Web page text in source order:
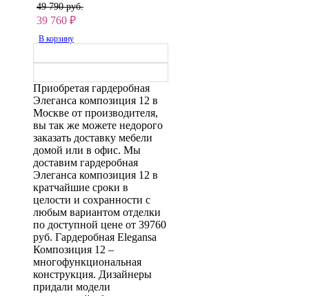
49 790 руб.
39 760 ₽
В корзину
Приобретая гардеробная
Элеганса композиция 12 в
Москве от производителя,
вы так же можете недорого
заказать доставку мебели
домой или в офис. Мы
доставим гардеробная
Элеганса композиция 12 в
кратчайшие сроки в
целости и сохранности с
любым вариантом отделки
по доступной цене от 39760
руб. Гардеробная Elegansa
Композиция 12 –
многофункциональная
конструкция. Дизайнеры
придали модели